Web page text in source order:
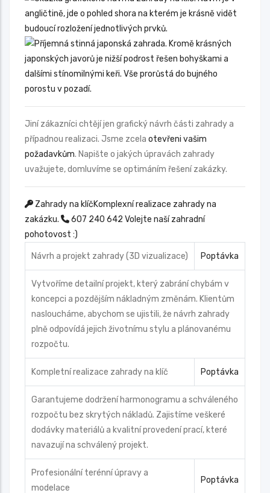
Jiní zákazníci chtějí jen grafický návrh části zahrady a
případnou realizaci. Jsme zcela otevřeni vašim
požadavkům. Napište o jakých úpravách zahrady
uvažujete, domluvíme se optimáním řešení zakázky.
Zahrady na klíčKomplexní realizace zahrady na
zakázku.
607 240 642 Volejte naší zahradní
pohotovost :)
Návrh a projekt zahrady (3D vizualizace) Poptávka
Vytvoříme detailní projekt, který zabrání chybám v
koncepci a pozdějším nákladným změnám. Klientům
nasloucháme, abychom se ujistili, že návrh zahrady
plně odpovídá jejich životnímu stylu a plánovanému
rozpočtu.
Kompletní realizace zahrady na klíč Poptávka
Garantujeme dodržení harmonogramu a schváleného
rozpočtu bez skrytých nákladů. Zajistíme veškeré
dodávky materiálů a kvalitní provedení prací, které
navazují na schválený projekt.
Profesionální terénní úpravy a
modelace
Poptávka